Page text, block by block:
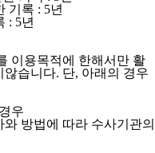
기록 : 5년
: 5년
이용목적에 한해서만 활
습니다. 단, 아래의 경우
우
방법에 따라 수사기관의